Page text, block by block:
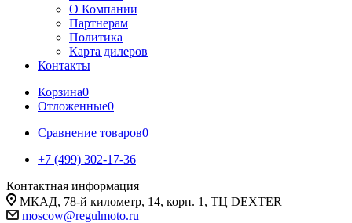
О Компании
Партнерам
Политика
Карта дилеров
Контакты
Корзина0
Отложенные0
Сравнение товаров0
+7 (499) 302-17-36
Контактная информация
МКАД, 78-й километр, 14, корп. 1, ТЦ DEXTER
moscow@regulmoto.ru